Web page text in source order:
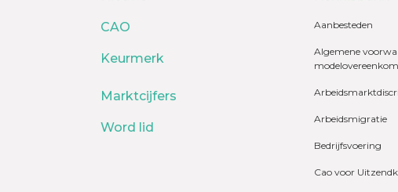
CAO
Keurmerk
Marktcijfers
Word lid
Aanbesteden
Algemene
Arbeidsmigratie
Bedrijfsvoering
Cao voor